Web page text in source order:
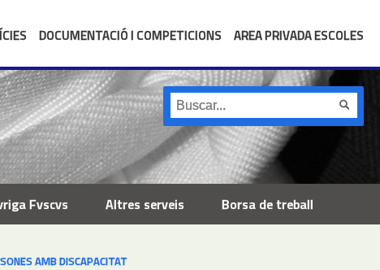
DOCUMENTACIÓ I COMPETICIONS AREA PRIVADA ESCOLES
Fvscvs Altres serveis Borsa de treball
AMB DISCAPACITAT